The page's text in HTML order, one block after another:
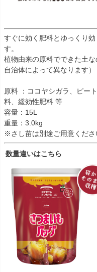
すぐに効く肥料とゆっくり
す。
植物由来の原料でできた土
自治体によって異なります）
原料 ：ココヤシガラ、ピー
料、緩効性肥料 等
容量：15L
重量：3.0kg
※さし苗は別途ご用意くださ
数量違いはこちら